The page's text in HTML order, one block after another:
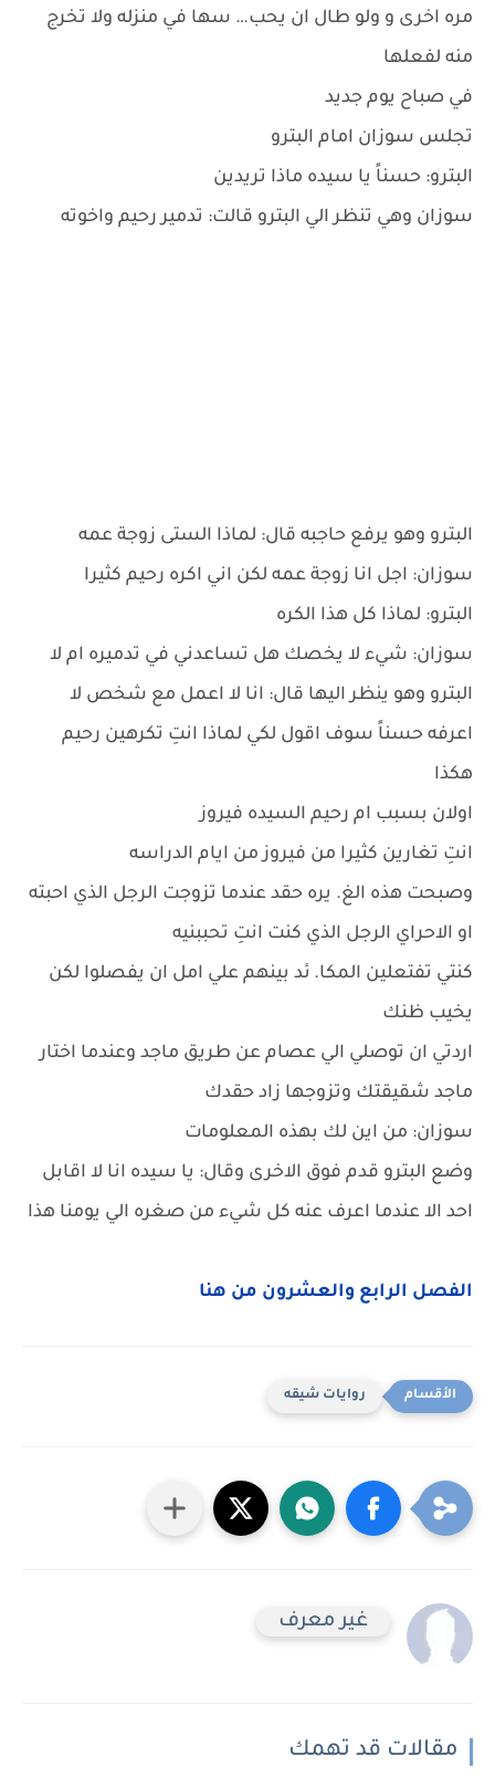
مره اخرى و ولو طال ان يحب… سها في منزله ولا تخرج
منه لفعلها
في صباح يوم جديد
تجلس سوزان امام البترو
البترو: حسناً يا سيده ماذا تريدين
سوزان وهي تنظر الي البترو قالت: تدمير رحيم واخوته
البترو وهو يرفع حاجبه قال: لماذا الستى زوجة عمه
سوزان: اجل انا زوجة عمه لكن اني اكره رحيم كثيرا
البترو: لماذا كل هذا الكره
سوزان: شيء لا يخصك هل تساعدني في تدميره ام لا
البترو وهو ينظر اليها قال: انا لا اعمل مع شخص لا
اعرفه حسناً سوف اقول لكي لماذا انتِ تكرهين رحيم
هكذا
اولان بسبب ام رحيم السيده فيروز
انتِ تغارين كثيرا من فيروز من ايام الدراسه
وصبحت هذه الغ. يره حقد عندما تزوجت الرجل الذي احبته
او الاحراي الرجل الذي كنت انتِ تحببنيه
كنتي تفتعلين المكا. ئد بينهم علي امل ان يفصلوا لكن
يخيب ظنك
اردتي ان توصلي الي عصام عن طريق ماجد وعندما اختار
ماجد شقيقتك وتزوجها زاد حقدك
سوزان: من اين لك بهذه المعلومات
وضع البترو قدم فوق الاخرى وقال: يا سيده انا لا اقابل
احد الا عندما اعرف عنه كل شيء من صغره الي يومنا هذا
الفصل الرابع والعشرون من هنا
روايات شيقه
غير معرف
مقالات قد تهمك